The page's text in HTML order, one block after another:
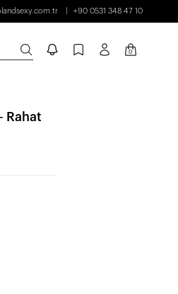
+90 0531 348 47 10
0
Rahat